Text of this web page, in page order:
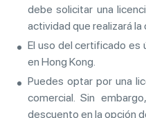
debe solicitar una
actividad que realizará la
El uso del certificado es
en Hong Kong.
Puedes optar por una
comercial. Sin
descuento en la opción